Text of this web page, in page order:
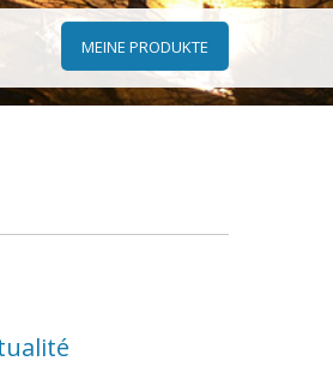
MEINE PRODUKTE